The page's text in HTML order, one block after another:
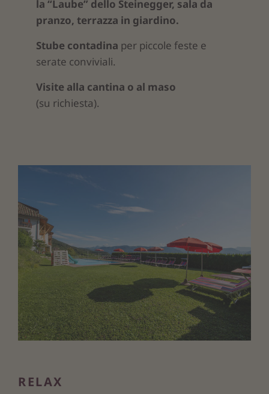
la “Laube” dello Steinegger, sala da
pranzo, terrazza in giardino.
Stube contadina per piccole feste e
serate conviviali.
Visite alla cantina o al maso
(su richiesta).
RELAX